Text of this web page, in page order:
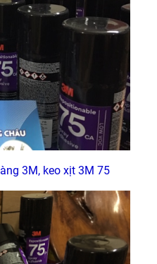
3M, keo xịt 3M 75